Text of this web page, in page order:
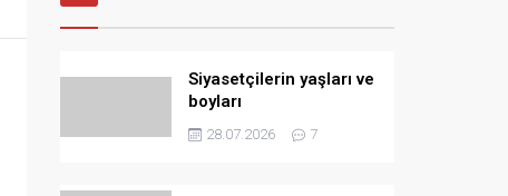
Siyasetçilerin yaşları ve
boyları
28.07.2026 7